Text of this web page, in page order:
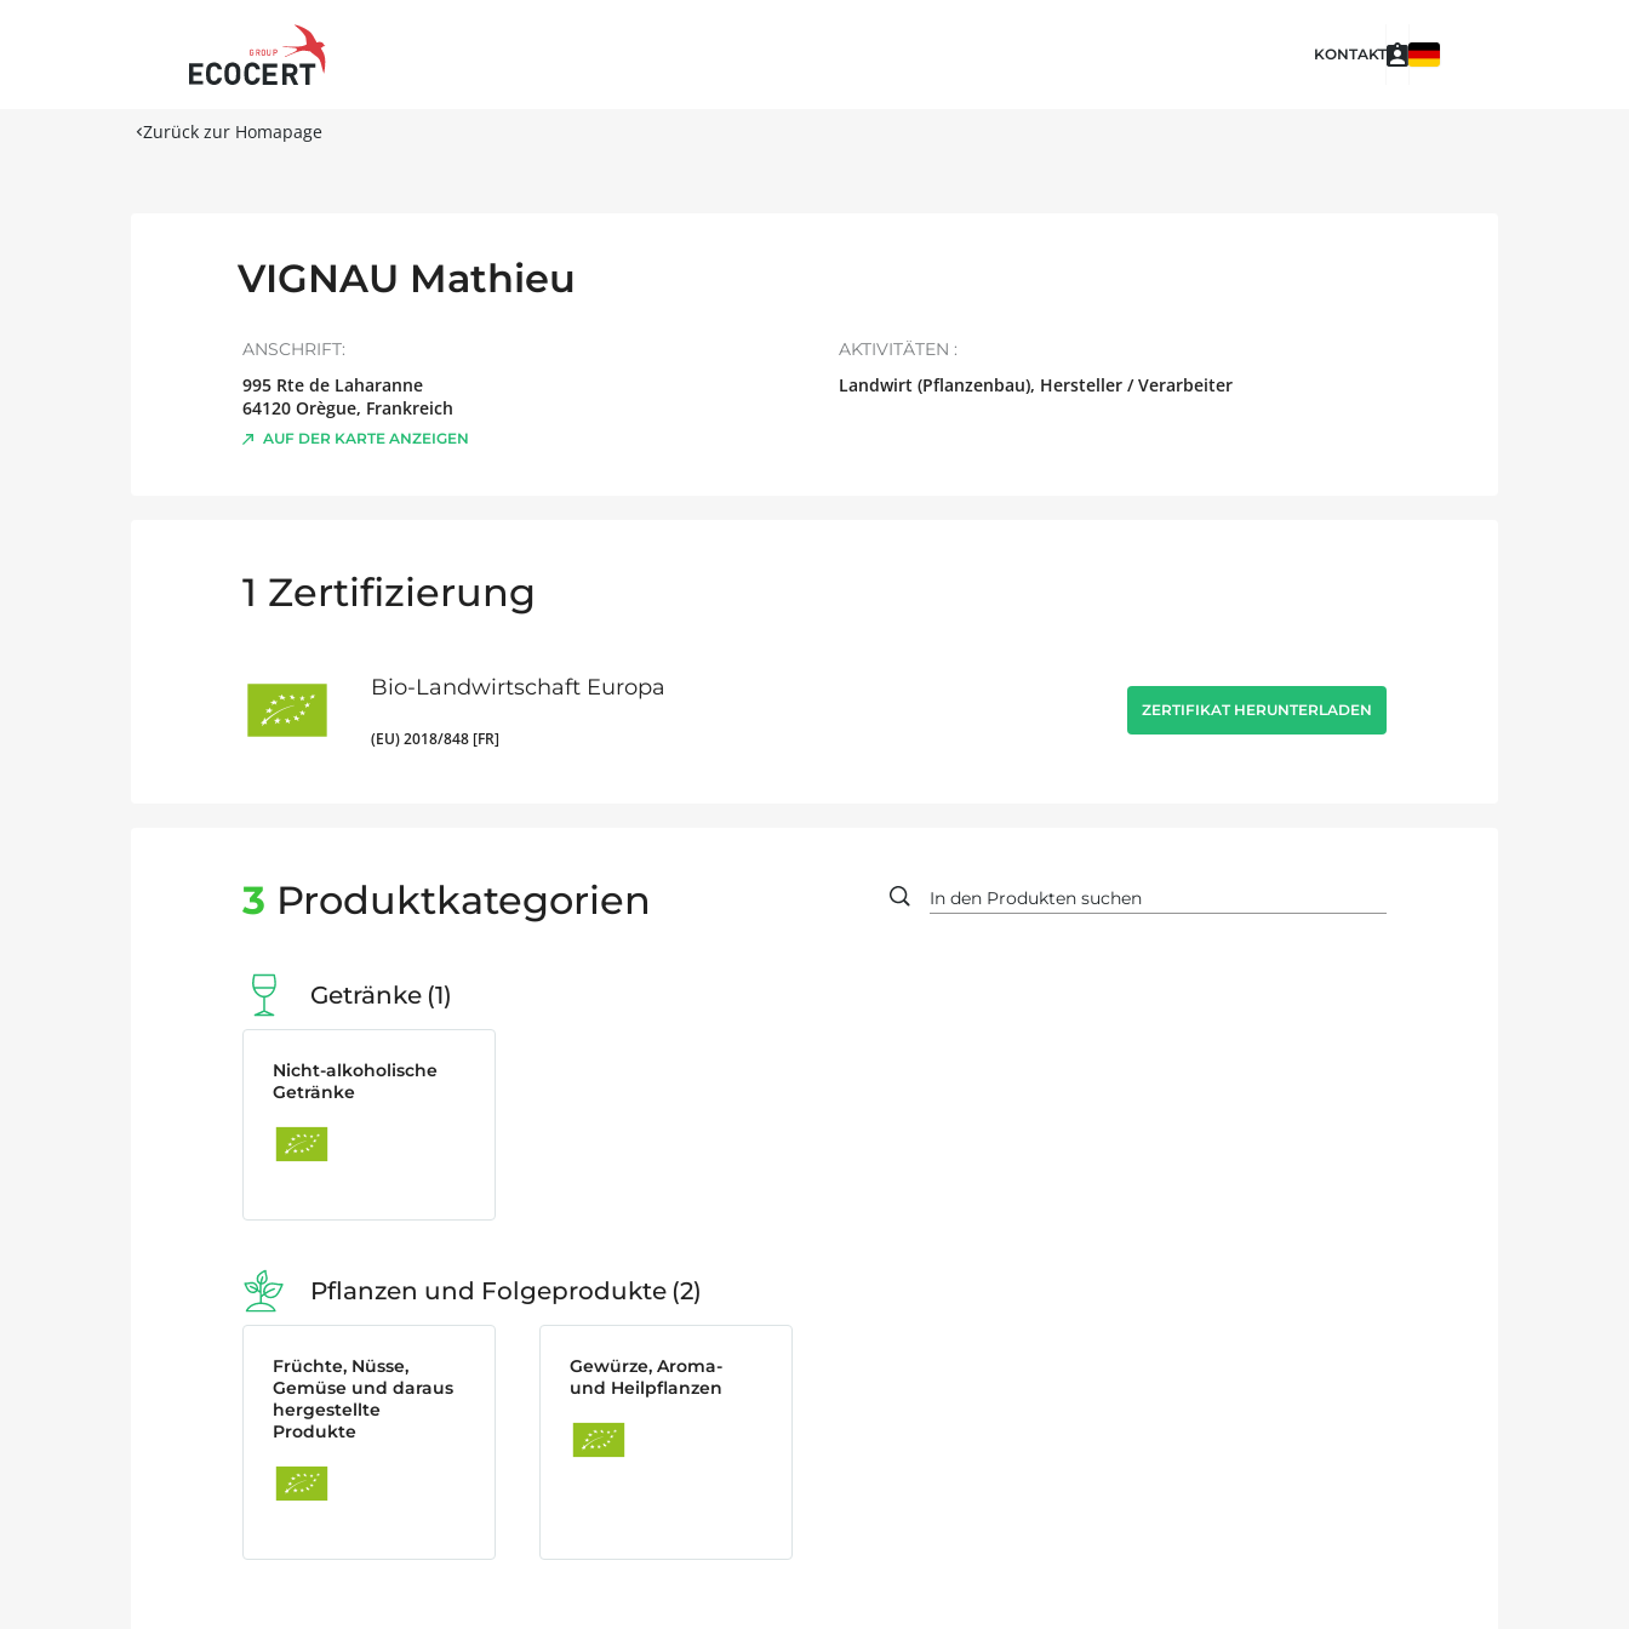
KONTAKT
Zurück zur Homapage
VIGNAU Mathieu
ANSCHRIFT:
995 Rte de Laharanne
64120 Orègue, Frankreich
AUF DER KARTE ANZEIGEN
AKTIVITÄTEN :
Landwirt (Pflanzenbau), Hersteller / Verarbeiter
1 Zertifizierung
Bio-Landwirtschaft Europa
(EU) 2018/848 [FR]
ZERTIFIKAT HERUNTERLADEN
3 Produktkategorien
Getränke 1
Nicht-alkoholische
Getränke
Pflanzen und Folgeprodukte 2
Früchte, Nüsse,
Gemüse und daraus
hergestellte
Produkte
Gewürze, Aroma-
und Heilpflanzen